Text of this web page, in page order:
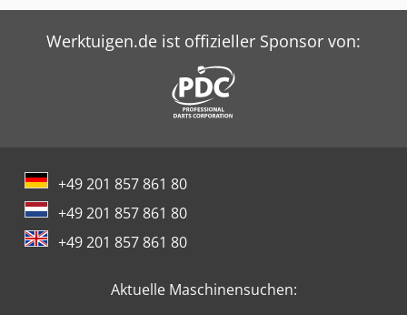
Werktuigen.de ist offizieller Sponsor von:
+49 201 857 861 80
+49 201 857 861 80
+49 201 857 861 80
Aktuelle Maschinensuchen: